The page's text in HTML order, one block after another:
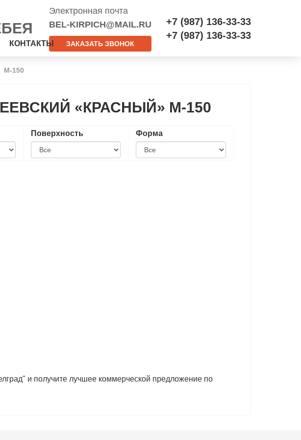
Электронная почта
BEL-KIRPICH@MAIL.RU
ЗАКАЗАТЬ ЗВОНОК
+7 (987) 136-33-33
+7 (987) 136-33-33
КОНТАКТЫ
М-150
«КРАСНЫЙ» М-150
Поверхность Форма
и получите лучшее коммерческой предложение по